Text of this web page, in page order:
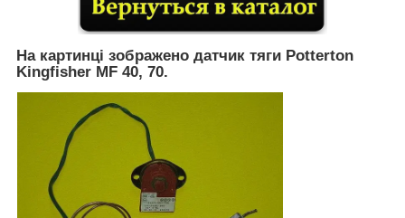
На картинці зображено датчик тяги Potterton
Kingfisher MF 40, 70.